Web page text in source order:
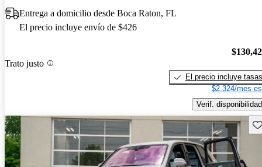
Entrega a domicilio desde Boca Raton, FL
El precio incluye envío de $426
Trato justo
El precio incluye tasas
$2,324/mes
Verif. disponibilidad